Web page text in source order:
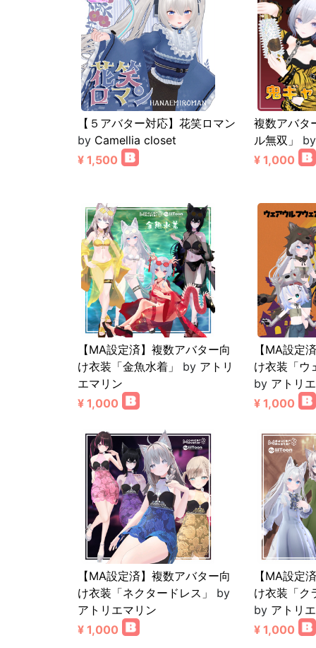
【５アバター対応】花笑ロマン
by Camellia closet
¥ 1,500
複数アバタ
ル無双」
¥ 1,000
【MA設定済】複数アバター向
け衣装「金魚水着」
by アトリ
エマリン
¥ 1,000
【MA設定
け衣装「ウ
by アトリ
¥ 1,000
【MA設定済】複数アバター向
け衣装「ネクタードレス」
by
アトリエマリン
¥ 1,000
【MA設定
け衣装「ク
by アトリ
¥ 1,000